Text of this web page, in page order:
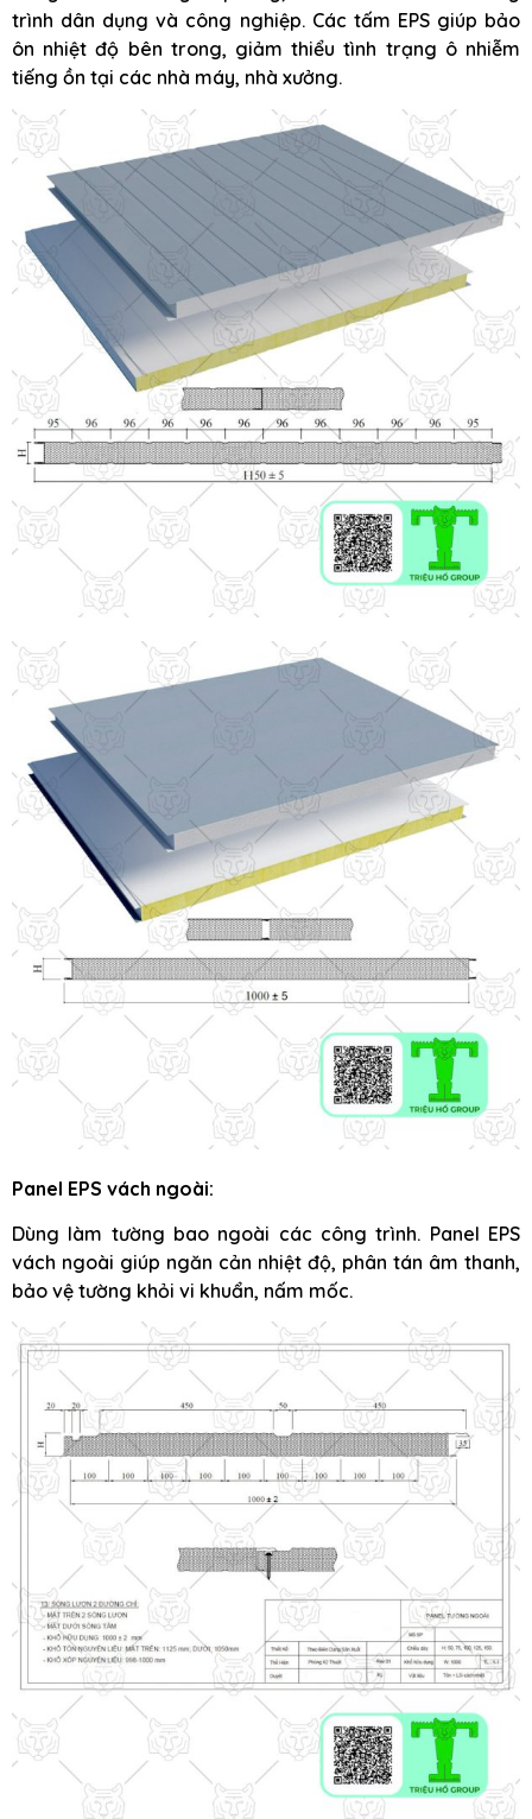
trình dân dụng và công nghiệp. Các tấm EPS giúp bảo
ôn nhiệt độ bên trong, giảm thiểu tình trạng ô nhiễm
tiếng ồn tại các nhà máy, nhà xưởng.
Panel EPS vách ngoài:
Dùng làm tường bao ngoài các công trình. Panel EPS
vách ngoài giúp ngăn cản nhiệt độ, phân tán âm thanh,
bảo vệ tường khỏi vi khuẩn, nấm mốc.